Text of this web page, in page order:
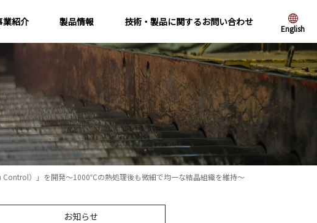
業紹介 製品情報 技術・製品に関するお問い合わせ
English
Control）」を開発～1000℃の熱処理後も微細で均一な結晶組織を維持～
お知らせ